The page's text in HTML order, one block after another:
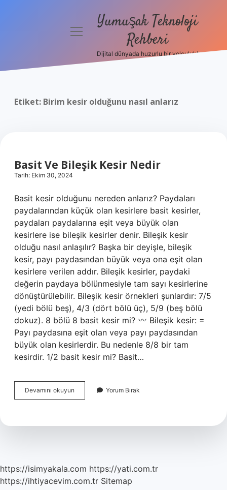
Politikası
menüyüYumuşak Teknoloji
Rehberi
Dijital dünyada huzurlu bir yolculuk!
Etiket: Birim kesir olduğunu nasıl anlarız
Basit Ve Bileşik Kesir Nedir
Tarih: Ekim 30, 2024
Basit kesir olduğunu nereden anlarız? Paydaları
paydalarından küçük olan kesirlere basit kesirler,
paydaları paydalarına eşit veya büyük olan
kesirlere ise bileşik kesirler denir. Bileşik kesir
olduğu nasıl anlaşılır? Başka bir deyişle, bileşik
kesir, payı paydasından büyük veya ona eşit olan
kesirlere verilen addır. Bileşik kesirler, paydaki
değerin paydaya bölünmesiyle tam sayı kesirlerine
dönüştürülebilir. Bileşik kesir örnekleri şunlardır: 7/5
(yedi bölü beş), 4/3 (dört bölü üç), 5/9 (beş bölü
dokuz). 8 bölü 8 basit kesir mi?
Bileşik kesir: =
Payı paydasına eşit olan veya payı paydasından
büyük olan kesirlerdir. Bu nedenle 8/8 bir tam
kesirdir. 1/2 basit kesir mi? Basit…
Devamını okuyun
Ve
Nedir
Yorum Bırak
https://isimyakala.com https://yati.com.tr
https://ihtiyacevim.com.tr Sitemap